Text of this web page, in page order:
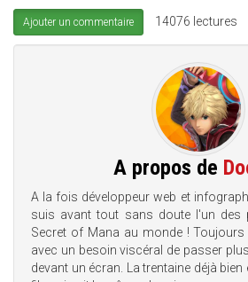
Ajouter un commentaire 14076 lectures
A propos de
A la fois développeur web et
suis avant tout sans doute l'un des
Secret of Mana au monde ! Toujours
avec un besoin viscéral de passer
devant un écran. La trentaine déjà